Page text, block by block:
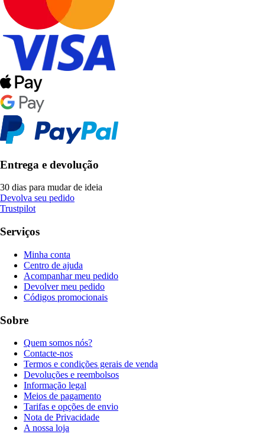
Entrega e devolução
30 dias para mudar de ideia
Devolva seu pedido
Trustpilot
Serviços
Minha conta
Centro de ajuda
Acompanhar meu pedido
Devolver meu pedido
Códigos promocionais
Sobre
Quem somos nós?
Contacte-nos
Termos e condições gerais de venda
Devoluções e reembolsos
Informação legal
Meios de pagamento
Tarifas e opções de envio
Nota de Privacidade
A nossa loja